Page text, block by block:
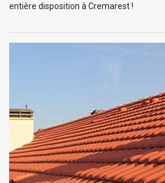
entière disposition à Cremarest !